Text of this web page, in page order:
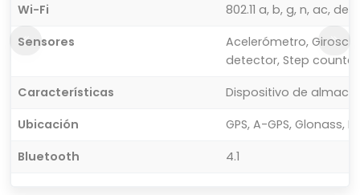
Wi-Fi
802.11 a, b, g, n, ac,
Sensores
Acelerómetro,
detector, Step counter
Características
Dispositivo de
Ubicación
GPS, A-GPS, Glonass,
Bluetooth
4.1